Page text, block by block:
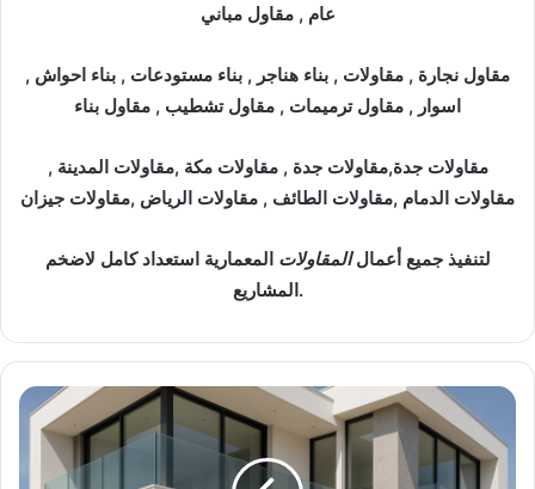
عام , مقاول مباني
, مقاول نجارة , مقاولات , بناء هناجر , بناء مستودعات , بناء احواش
اسوار , مقاول ترميمات , مقاول تشطيب , مقاول بناء
مقاولات جدة,مقاولات جدة , مقاولات مكة ,مقاولات المدينة ,
مقاولات الدمام ,مقاولات الطائف , مقاولات الرياض ,مقاولات جيزان
لتنفيذ جميع أعمالالمقاولات المعمارية استعداد كامل لاضخم
المشاريع.